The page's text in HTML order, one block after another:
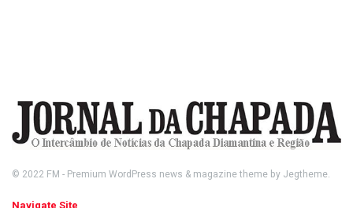
© 2022 FM - Premium WordPress news & magazine theme by Jegtheme.